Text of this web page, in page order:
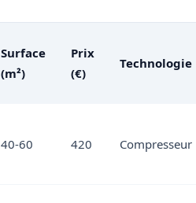
Surface
(m²)
Prix
(€)
Technologie
40-60 420 Compresseur